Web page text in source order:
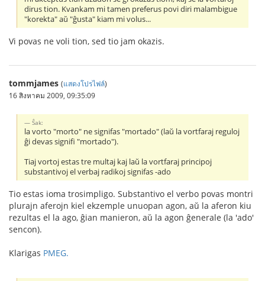
dirus tion. Kvankam mi tamen preferus povi diri malambigue
"korekta" aŭ "ĝusta" kiam mi volus...
Vi povas ne voli tion, sed tio jam okazis.
tommjames (แสดงโปรไฟล์)
16 สิงหาคม 2009, 09:35:09
Ŝak:
la vorto "morto" ne signifas "mortado" (laŭ la vortfaraj reguloj
ĝi devas signifi "mortado").
Tiaj vortoj estas tre multaj kaj laŭ la vortfaraj principoj
substantivoj el verbaj radikoj signifas -ado
Tio estas ioma trosimpligo. Substantivo el verbo povas montri
plurajn aferojn kiel ekzemple unuopan agon, aŭ la aferon kiu
rezultas el la ago, ĝian manieron, aŭ la agon ĝenerale (la 'ado'
sencon).
Klarigas PMEG.